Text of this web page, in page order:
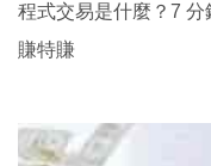
程式交易是什麼？7
賺特賺